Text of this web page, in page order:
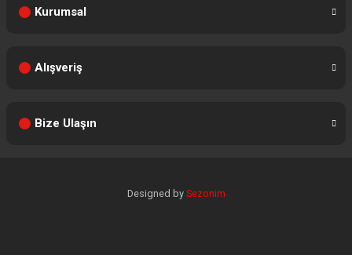
Kurumsal
Alışveriş
Bize Ulaşın
Designed by Sezonim